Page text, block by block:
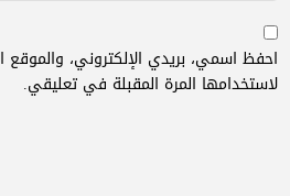
احفظ اسمي، بريدي الإلكتروني،
لاستخدامها المرة المقبلة في تعليقي.